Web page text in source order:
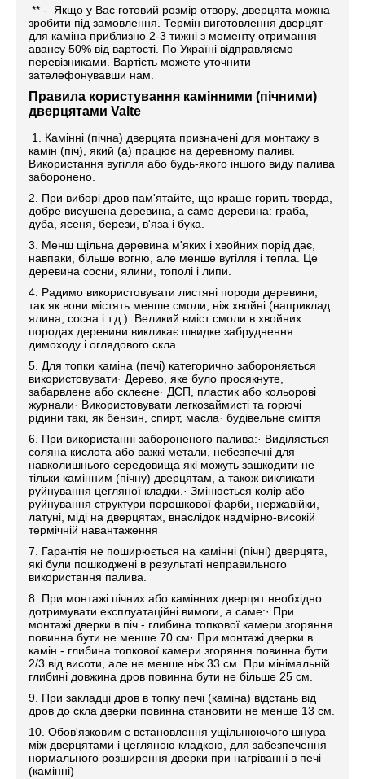
** - Якщо у Вас готовий розмір отвору, дверцята можна
зробити під замовлення. Термін виготовлення дверцят
для каміна приблизно 2-3 тижні з моменту отримання
авансу 50% від вартості. По Україні відправляємо
перевізниками. Вартість можете уточнити
зателефонувавши нам.
Правила користування камінними (пічними)
дверцятами Valte
1. Камінні (пічна) дверцята призначені для монтажу в
камін (піч), який (а) працює на деревному паливі.
Використання вугілля або будь-якого іншого виду палива
заборонено.
2. При виборі дров пам'ятайте, що краще горить тверда,
добре висушена деревина, а саме деревина: граба,
дуба, ясеня, берези, в'яза і бука.
3. Менш щільна деревина м'яких і хвойних порід дає,
навпаки, більше вогню, але менше вугілля і тепла. Це
деревина сосни, ялини, тополі і липи.
4. Радимо використовувати листяні породи деревини,
так як вони містять менше смоли, ніж хвойні (наприклад
ялина, сосна і т.д.). Великий вміст смоли в хвойних
породах деревини викликає швидке забруднення
димоходу і оглядового скла.
5. Для топки каміна (печі) категорично забороняється
використовувати· Дерево, яке було просякнуте,
забарвлене або склеєне· ДСП, пластик або кольорові
журнали· Використовувати легкозаймисті та горючі
рідини такі, як бензин, спирт, масла· будівельне сміття
6. При використанні забороненого палива:· Виділяється
соляна кислота або важкі метали, небезпечні для
навколишнього середовища які можуть зашкодити не
тільки камінним (пічну) дверцятам, а також викликати
руйнування цегляної кладки.· Змінюється колір або
руйнування структури порошкової фарби, нержавійки,
латуні, міді на дверцятах, внаслідок надмірно-високій
термічній навантаження
7. Гарантія не поширюється на камінні (пічні) дверцята,
які були пошкоджені в результаті неправильного
використання палива.
8. При монтажі пічних або камінних дверцят необхідно
дотримувати експлуатаційні вимоги, а саме:· При
монтажі дверки в піч - глибина топкової камери згоряння
повинна бути не менше 70 см· При монтажі дверки в
камін - глибина топкової камери згоряння повинна бути
2/3 від висоти, але не менше ніж 33 см. При мінімальній
глибині довжина дров повинна бути не більше 25 см.
9. При закладці дров в топку печі (каміна) відстань від
дров до скла дверки повинна становити не менше 13 см.
10. Обов'язковим є встановлення ущільнюючого шнура
між дверцятами і цегляною кладкою, для забезпечення
нормального розширення дверки при нагріванні в печі
(камінні)